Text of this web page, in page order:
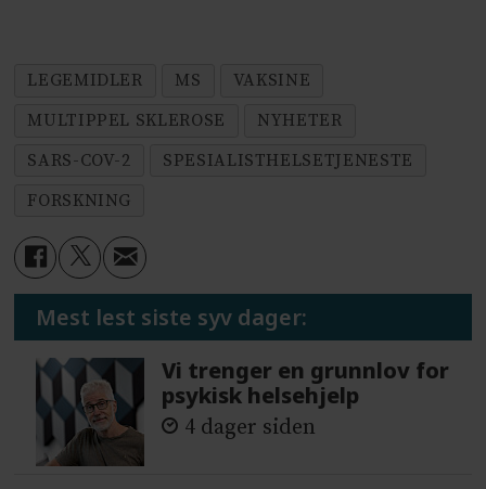
LEGEMIDLER MS
VAKSINE
MULTIPPEL SKLEROSE
NYHETER
SARS-COV-2
SPESIALISTHELSETJENESTE
FORSKNING
Mest lest siste syv dager:
Vi trenger en grunnlov for
psykisk helsehjelp
4 dager siden